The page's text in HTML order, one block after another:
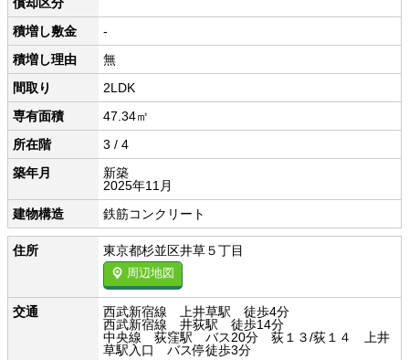
積増し敷金
-
積増し理由
無
間取り
2LDK
専有面積
47.34㎡
所在階
3 / 4
築年月
新築
2025年11月
建物構造
鉄筋コンクリート
住所 東京都杉並区井草５丁目
周辺地図
交通
西武新宿線 上井草駅 徒歩4分
西武新宿線 井荻駅 徒歩14分
中央線 荻窪駅 バス20分 荻１３/荻１４ 上井
草駅入口 バス停徒歩3分